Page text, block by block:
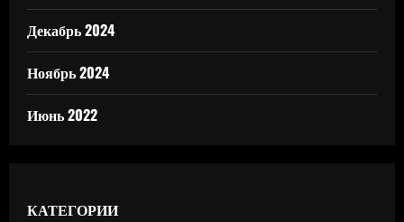
Декабрь 2024
Ноябрь 2024
Июнь 2022
КАТЕГОРИИ